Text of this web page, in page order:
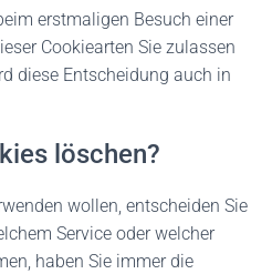
erstmaligen Besuch einer
Cookiearten Sie zulassen
diese Entscheidung auch in
löschen?
wollen, entscheiden Sie
Service oder welcher
haben Sie immer die